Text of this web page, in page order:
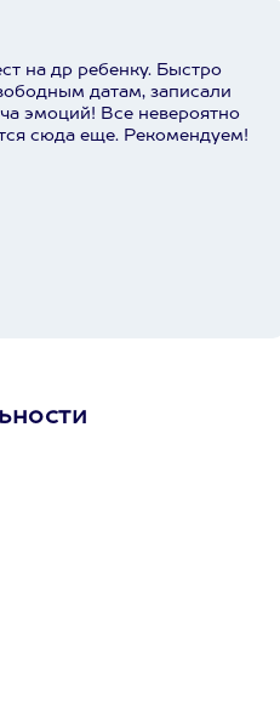
на др ребенку. Быстро
датам, записали
эмоций! Все невероятно
сюда еще. Рекомендуем!